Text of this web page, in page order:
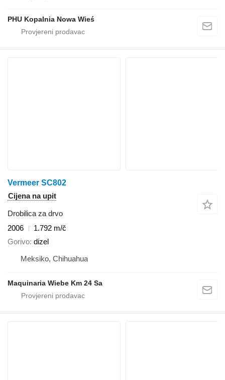
PHU Kopalnia Nowa Wieś
Vermeer SC802
Cijena na upit
Drobilica za drvo
2006
1.792 m/č
Gorivo dizel
Meksiko, Chihuahua
Maquinaria Wiebe Km 24 Sa